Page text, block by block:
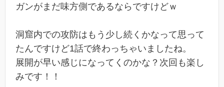
ガンがまだ味方側であるならですけどｗ
洞窟内での攻防はもう少し続くかなって思って
たんですけど1話で終わっちゃいましたね。
展開が早い感じになってくのかな？次回も楽し
みです！！